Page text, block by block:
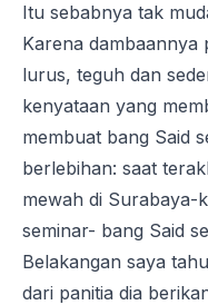
Itu sebabnya tak
Karena dambaannya
lurus, teguh dan
kenyataan yang
membuat bang Said
berlebihan: saat
mewah di Surabaya-
seminar- bang Said
Belakangan saya
dari panitia dia